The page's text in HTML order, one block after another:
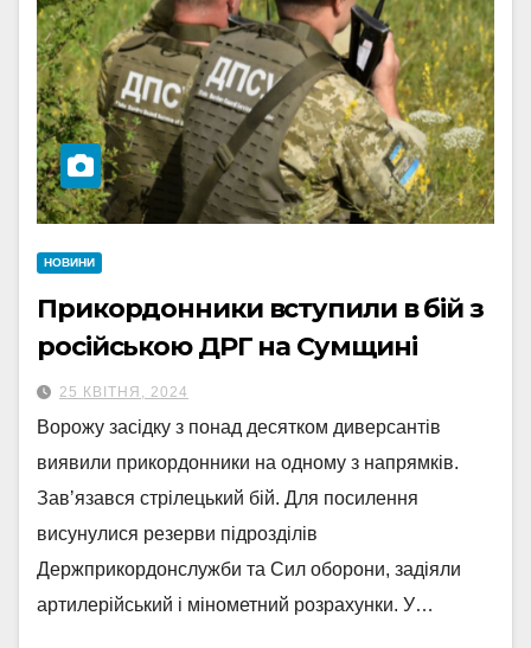
НОВИНИ
Прикордонники вступили в бій з
російською ДРГ на Сумщині
25 КВІТНЯ, 2024
Ворожу засідку з понад десятком диверсантів
виявили прикордонники на одному з напрямків.
Завʼязався стрілецький бій. Для посилення
висунулися резерви підрозділів
Держприкордонслужби та Сил оборони, задіяли
артилерійський і мінометний розрахунки. У…